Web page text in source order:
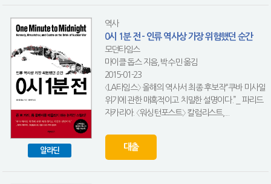
알라딘
역사
0시 1분 전 - 인류 역사상 가장 위험했던 순간
모던타임스
마이클 돕스 지음, 박수민 옮김
2015-01-23
〈LA타임스〉 올해의 역사서 최종 후보작“쿠바 미사일
위기에 관한 매혹적이고 치밀한 설명이다.”_ 파리드
자카리아. 〈워싱턴포스트〉 칼럼리스트,...
대출